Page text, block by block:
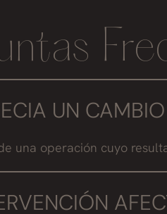
UN
una operación cuyo